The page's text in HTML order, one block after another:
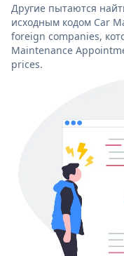
Другие пытаются
исходным кодом Car
foreign companies,
Maintenance
prices.